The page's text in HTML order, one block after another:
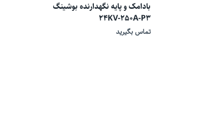
بادامک و پایه نگهدارنده بوشینگ
24KV-250A-P3
تماس بگیرید